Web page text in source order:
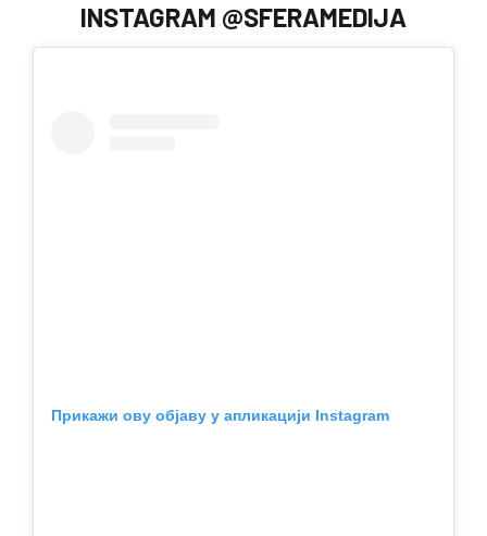
INSTAGRAM @SFERAMEDIJA
Прикажи ову објаву у апликацији Instagram